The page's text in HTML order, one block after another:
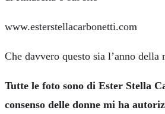
www.esterstellacarbonetti.com
Che davvero questo sia l’anno
Tutte le foto sono di Ester Stella
consenso delle donne mi ha